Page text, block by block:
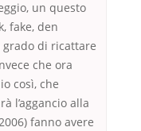
un questo
fake, den
di ricattare
che ora
così, che
l’aggancio alla
fanno avere